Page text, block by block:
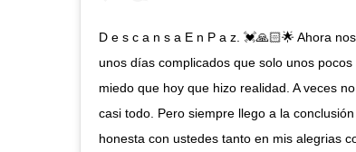
D e s c a n s a E n P a z. 💓🙏🏻🌟 Ahora
unos días complicados que solo unos
miedo que hoy que hizo realidad. A veces
casi todo. Pero siempre llego a la
honesta con ustedes tanto en mis alegrias